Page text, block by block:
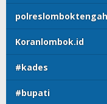
polreslomboktengah
Koranlombok.id
#kades
#bupati